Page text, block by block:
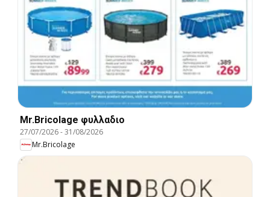
Mr.Bricolage φυλλαδιο
27/07/2026-31/08/2026
Mr.Bricolage